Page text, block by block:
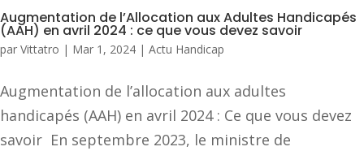
Augmentation de l’Allocation aux Adultes Handicapés
(AAH) en avril 2024 : ce que vous devez savoir
par Vittatro | Mar 1, 2024 | Actu Handicap
Augmentation de l’allocation aux adultes
handicapés (AAH) en avril 2024 : Ce que vous devez
savoir En septembre 2023, le ministre de